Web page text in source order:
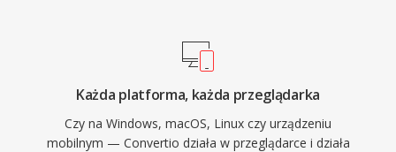
Każda platforma, każda przeglądarka
Czy na Windows, macOS, Linux czy urządzeniu
mobilnym — Convertio działa w przeglądarce i działa